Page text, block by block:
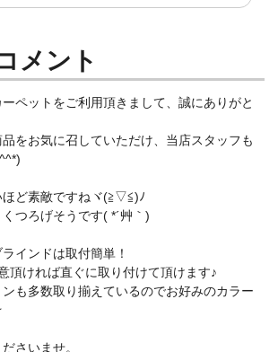
メント
ペットをご利用頂きまして、誠にありがと
をお気に召していただけ、当店スタッフも
ほど素敵ですねヾ(≧▽≦)ﾉ
つろげそうです( *´艸｀)
インドは取付簡単！
頂ければ直ぐに取り付けて頂けます♪
も多数取り揃えているのでお好みのカラー
さいませ。